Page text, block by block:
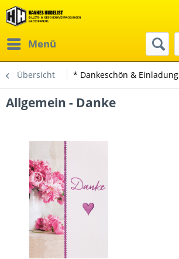
Menü
Übersicht * Dankeschön & Einladung
Allgemein - Danke